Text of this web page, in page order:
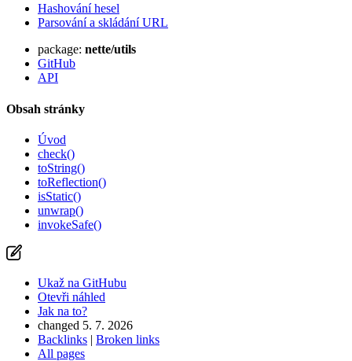
Hashování hesel
Parsování a skládání URL
package: nette/utils
GitHub
API
Obsah stránky
Úvod
check()
toString()
toReflection()
isStatic()
unwrap()
invokeSafe()
Ukaž na GitHubu
Otevři náhled
Jak na to?
changed 5. 7. 2026
Backlinks | Broken links
All pages